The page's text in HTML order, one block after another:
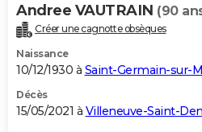
Andree VAUTRAIN (90
Créer une cagnotte obsèques
Naissance
10/12/1930 à Saint-Germain-sur-
Décès
15/05/2021 à Villeneuve-Saint-